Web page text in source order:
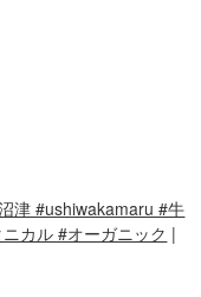
津 #ushiwakamaru #牛
カル #オーガニック |